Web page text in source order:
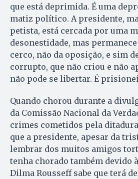
que está deprimida. É uma
matiz político. A presidente,
petista, está cercada por uma
desonestidade, mas
cerco, não da oposição, e sim
corrupto, que não criou e não
não pode se libertar. É
Quando chorou durante a
da Comissão Nacional da
crimes cometidos pela
que a presidente, apesar da
lembrar dos muitos amigos
tenha chorado também devido
Dilma Rousseff sabe que terá